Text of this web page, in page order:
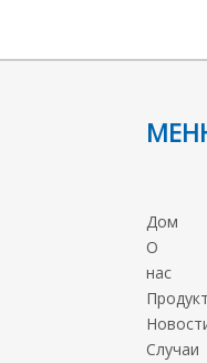
Дом
О
нас
Случаи